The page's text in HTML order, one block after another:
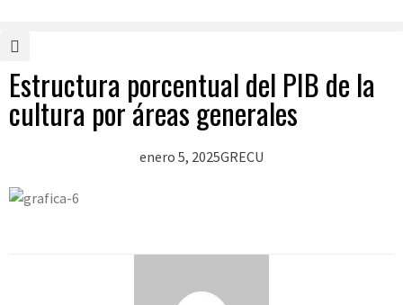
Estructura porcentual del PIB de la
cultura por áreas generales
enero 5, 2025GRECU